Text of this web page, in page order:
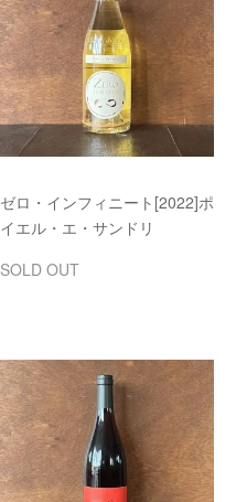
ゼロ・インフィニート[2022]ポ
イエル・エ・サンドリ
SOLD OUT